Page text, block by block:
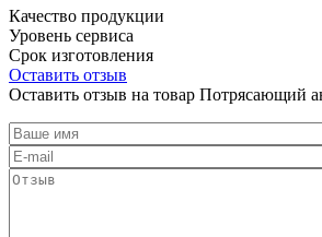
Качество продукции
Уровень сервиса
Срок изготовления
Оставить отзыв
Оставить отзыв на товар Потрясающий